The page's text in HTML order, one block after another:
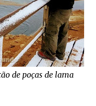
de poças de lama